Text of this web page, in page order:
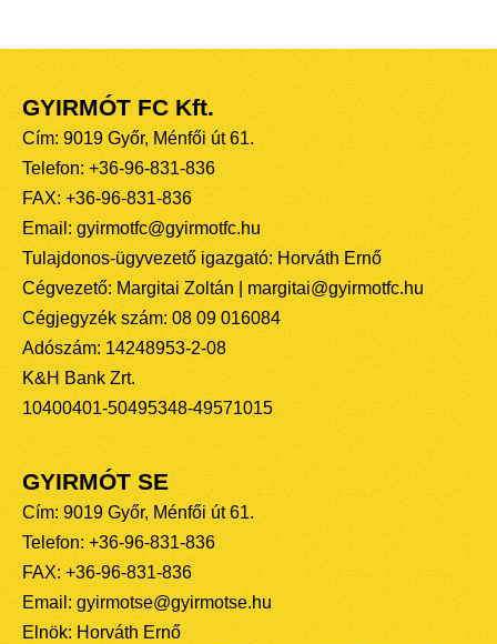
GYIRMÓT FC Kft.
Cím: 9019 Győr, Ménfői út 61.
Telefon: +36-96-831-836
FAX: +36-96-831-836
Email: gyirmotfc@gyirmotfc.hu
Tulajdonos-ügyvezető igazgató: Horváth Ernő
Cégvezető: Margitai Zoltán | margitai@gyirmotfc.hu
Cégjegyzék szám: 08 09 016084
Adószám: 14248953-2-08
K&H Bank Zrt.
10400401-50495348-49571015
GYIRMÓT SE
Cím: 9019 Győr, Ménfői út 61.
Telefon: +36-96-831-836
FAX: +36-96-831-836
Email: gyirmotse@gyirmotse.hu
Elnök: Horváth Ernő